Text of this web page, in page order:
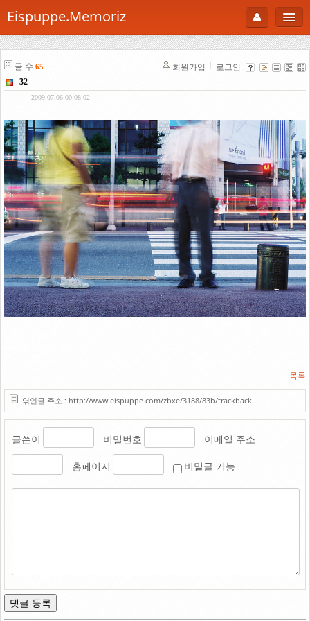
Eispuppe.Memoriz
로그인
About
AboutTori
Photo
Gallery
Snaps
B Cut
Portfolio
백과사전
공부방
Footprint
Link
글 수 65 회원가입 로그인
32
2009.07.06 00:08:02
목록
엮인글 주소 : http://www.eispuppe.com/zbxe/3188/83b/trackback
글쓴이 비밀번호 이메일 주소
홈페이지 비밀글 기능